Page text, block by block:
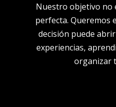
Nuestro objetivo no
perfecta. Queremos
decisión puede
experiencias,
organizar